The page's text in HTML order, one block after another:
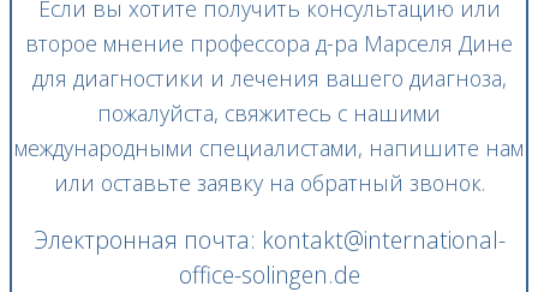
Если вы хотите получить консультацию или
второе мнение профессора д-ра Марселя Дине
для диагностики и лечения вашего диагноза,
пожалуйста, свяжитесь с нашими
международными специалистами, напишите нам
или оставьте заявку на обратный звонок.
Электронная почта: kontakt@international-
office-solingen.de